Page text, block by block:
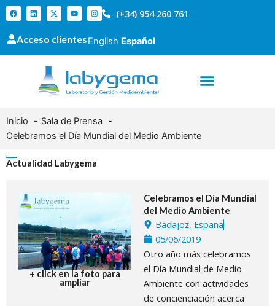
contenido
F
a
c
b
o
o
L
i
n
e
d
i
X
-
t
i
t
t
Y
o
u
u
b
e
I
n
s
a
g
r
(+34) 954 260 761
Acceso clientesEnglish Español
Inicio
Sala de Prensa
Celebramos el Día Mundial del Medio Ambiente
Actualidad Labygema
+ click en la foto para
ampliar
Celebramos el Día Mundial
del Medio Ambiente
Badajoz, España
05/06/2019
Otro año más celebramos
el Día Mundial de Medio
Ambiente con actividades
de concienciación acerca